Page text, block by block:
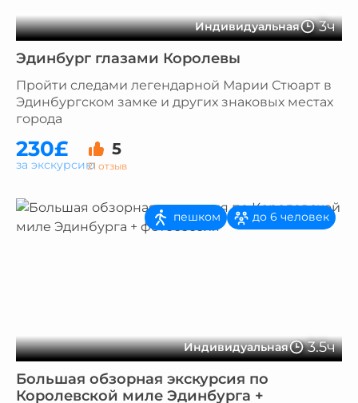
Индивидуальная 3ч
Эдинбург глазами Королевы
Пройти следами легендарной Марии Стюарт в
Эдинбургском замке и других знаковых местах
города
230£ 5
21 отзыв
за экскурсию
Индивидуальная 3.5ч
пешком до 6 человек
Большая обзорная экскурсия по
Королевской миле Эдинбурга +